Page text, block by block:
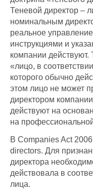
Теневой директор –
номинальным
реальное
инструкциями и
компании
«лицо, в
которого обычно
этом лицо не может
директором
действуют на
на
В Companies Act
directors. Для
директора
действовала в
лица.